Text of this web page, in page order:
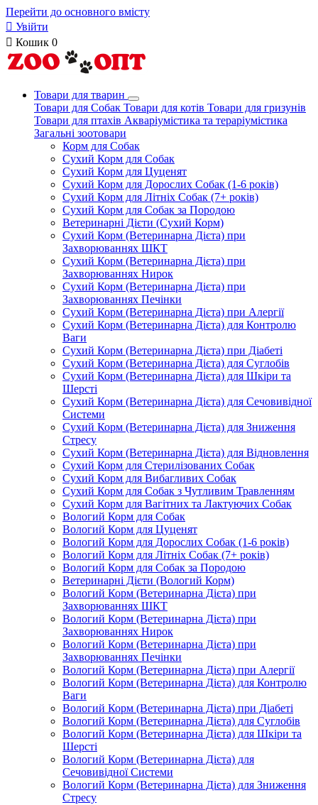
Перейти до основного вмісту
 Увійти
 Кошик 0
Товари для тварин
Товари для Собак Товари для котів Товари для гризунів
Товари для птахів Акваріумістика та тераріумістика
Загальні зоотовари
Корм для Собак
Сухий Корм для Собак
Сухий Корм для Цуценят
Сухий Корм для Дорослих Собак (1-6 років)
Сухий Корм для Літніх Собак (7+ років)
Сухий Корм для Собак за Породою
Ветеринарні Дієти (Сухий Корм)
Сухий Корм (Ветеринарна Дієта) при
Захворюваннях ШКТ
Сухий Корм (Ветеринарна Дієта) при
Захворюваннях Нирок
Сухий Корм (Ветеринарна Дієта) при
Захворюваннях Печінки
Сухий Корм (Ветеринарна Дієта) при Алергії
Сухий Корм (Ветеринарна Дієта) для Контролю
Ваги
Сухий Корм (Ветеринарна Дієта) при Діабеті
Сухий Корм (Ветеринарна Дієта) для Суглобів
Сухий Корм (Ветеринарна Дієта) для Шкіри та
Шерсті
Сухий Корм (Ветеринарна Дієта) для Сечовивідної
Системи
Сухий Корм (Ветеринарна Дієта) для Зниження
Стресу
Сухий Корм (Ветеринарна Дієта) для Відновлення
Сухий Корм для Стерилізованих Собак
Сухий Корм для Вибагливих Собак
Сухий Корм для Собак з Чутливим Травленням
Сухий Корм для Вагітних та Лактуючих Собак
Вологий Корм для Собак
Вологий Корм для Цуценят
Вологий Корм для Дорослих Собак (1-6 років)
Вологий Корм для Літніх Собак (7+ років)
Вологий Корм для Собак за Породою
Ветеринарні Дієти (Вологий Корм)
Вологий Корм (Ветеринарна Дієта) при
Захворюваннях ШКТ
Вологий Корм (Ветеринарна Дієта) при
Захворюваннях Нирок
Вологий Корм (Ветеринарна Дієта) при
Захворюваннях Печінки
Вологий Корм (Ветеринарна Дієта) при Алергії
Вологий Корм (Ветеринарна Дієта) для Контролю
Ваги
Вологий Корм (Ветеринарна Дієта) при Діабеті
Вологий Корм (Ветеринарна Дієта) для Суглобів
Вологий Корм (Ветеринарна Дієта) для Шкіри та
Шерсті
Вологий Корм (Ветеринарна Дієта) для
Сечовивідної Системи
Вологий Корм (Ветеринарна Дієта) для Зниження
Стресу